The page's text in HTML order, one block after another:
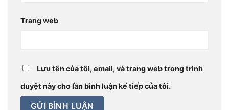
Trang web
Lưu tên của tôi, email, và trang web trong trình
duyệt này cho lần bình luận kế tiếp của tôi.